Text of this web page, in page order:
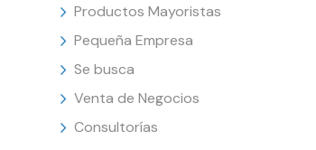
Productos Mayoristas
Pequeña Empresa
Se busca
Venta de Negocios
Consultorías